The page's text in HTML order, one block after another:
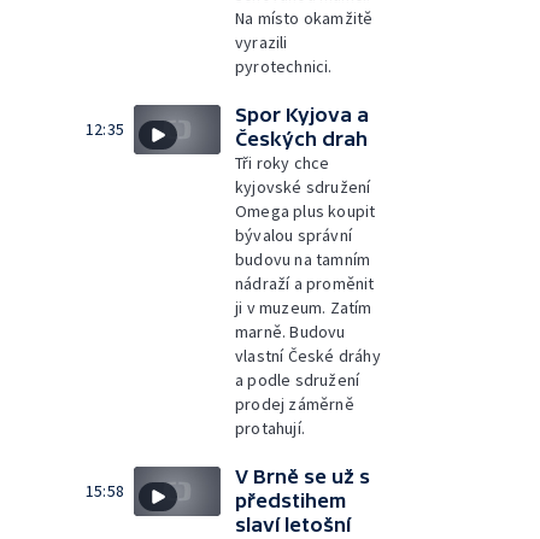
Na místo okamžitě
vyrazili
pyrotechnici.
12:35
Spor Kyjova a
Českých drah
Tři roky chce
kyjovské sdružení
Omega plus koupit
bývalou správní
budovu na tamním
nádraží a proměnit
ji v muzeum. Zatím
marně. Budovu
vlastní České dráhy
a podle sdružení
prodej záměrně
protahují.
15:58
V Brně se už s
předstihem
slaví letošní